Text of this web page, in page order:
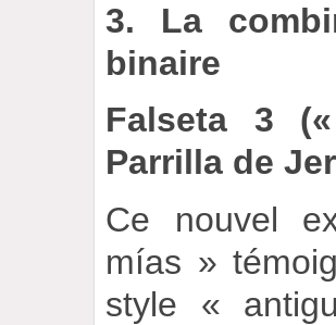
3. La
binaire
Falseta 3
Parrilla de
Ce nouvel
mías »
style «